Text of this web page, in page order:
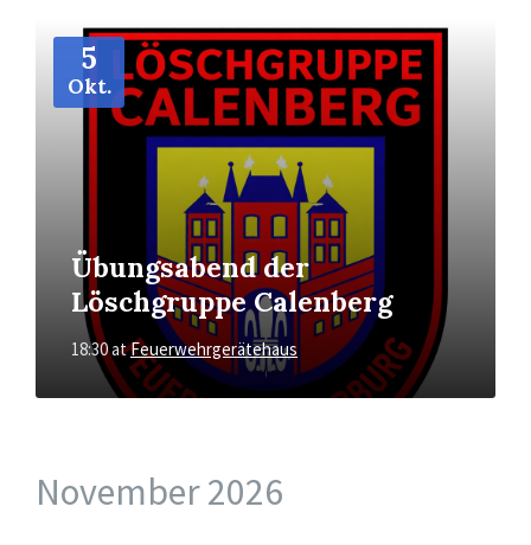
5
Okt.
Übungsabend der
Löschgruppe Calenberg
18:30atFeuerwehrgerätehaus
November 2026